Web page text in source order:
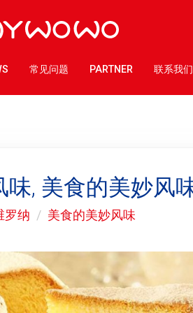
常见问题 PARTNER 联系我们
味, 美食的美妙风
罗纳 美食的美妙风味